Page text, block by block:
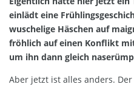
einlädt eine
wuschelige Häschen auf
fröhlich auf einen Konflikt
um ihn dann gleich
Aber jetzt ist alles anders.